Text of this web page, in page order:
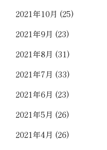
2021年10月 (25)
2021年9月 (23)
2021年8月 (31)
2021年7月 (33)
2021年6月 (23)
2021年5月 (26)
2021年4月 (26)